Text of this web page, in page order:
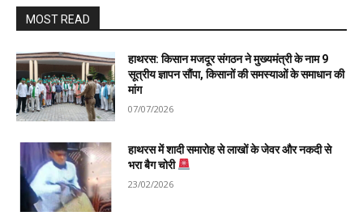
MOST READ
हाथरस: किसान मजदूर संगठन ने मुख्यमंत्री के नाम 9
सूत्रीय ज्ञापन सौंपा, किसानों की समस्याओं के समाधान की
मांग
07/07/2026
हाथरस में शादी समारोह से लाखों के जेवर और नकदी से
भरा बैग चोरी
23/02/2026